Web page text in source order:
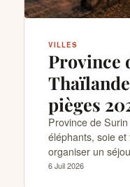
VILLES
Province
pièges
Province de
éléphants, soie
organiser un
6 Juil 2026